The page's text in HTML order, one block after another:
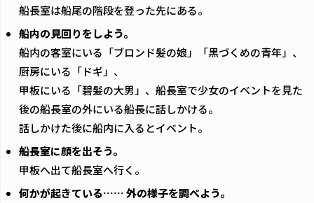
船長室は船尾の階段を登った先にある。
船内の見回りをしよう。
船内の客室にいる「ブロンド髪の娘」「黒づくめの青年」、
厨房にいる「ドギ」、
甲板にいる「碧髪の大男」、船長室で少女のイベントを見た
後の船長室の外にいる船長に話しかける。
話しかけた後に船内に入るとイベント。
船長室に顔を出そう。
甲板へ出て船長室へ行く。
何かが起きている…… 外の様子を調べよう。